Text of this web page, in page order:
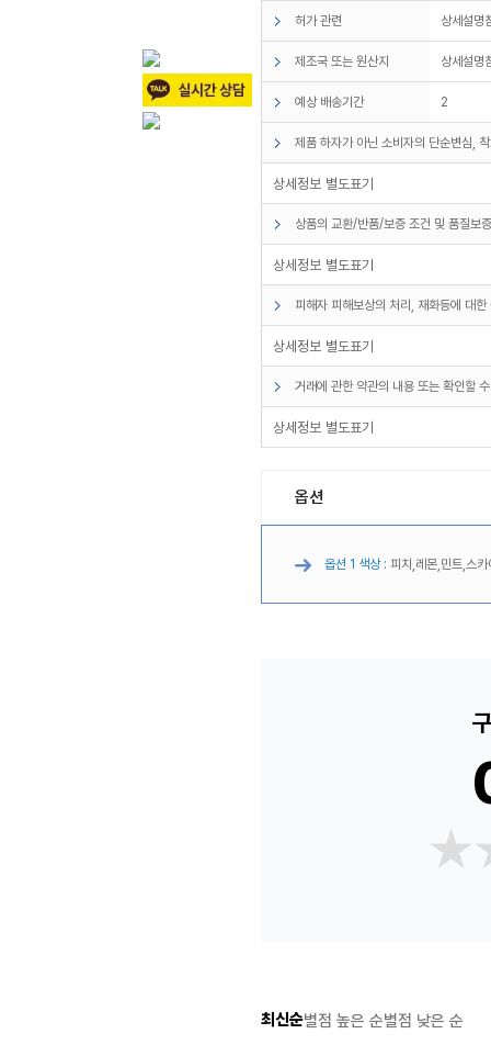
허가 관련 상세설명
제조국 또는 원산지 상세설명
예상 배송기간 2
제품 하자가 아닌 소비자의 단순변심,
상세정보 별도표기
상품의 교환/반품/보증 조건 및 품질보
상세정보 별도표기
피해자 피해보상의 처리, 재화등에 대
상세정보 별도표기
거래에 관한 약관의 내용 또는 확인할
상세정보 별도표기
옵션
옵션 1 색상 : 피치,레몬,민트,스카
최신순별점 높은 순별점 낮은 순